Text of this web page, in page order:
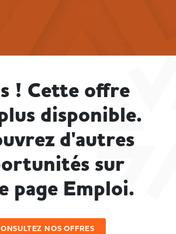
! Cette offre
disponible.
d'autres
sur
page Emploi.
NOS OFFRES